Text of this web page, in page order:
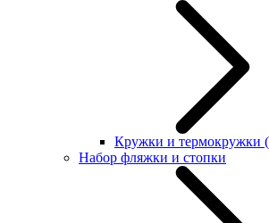
Кружки и термокружки
Набор фляжки и стопки